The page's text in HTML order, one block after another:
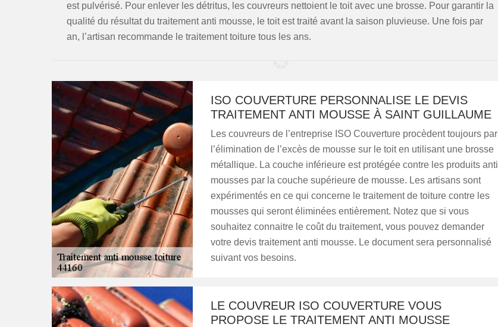
est pulvérisé. Pour enlever les détritus, les couvreurs nettoient le toit avec une brosse. Pour garantir la
qualité du résultat du traitement anti mousse, le toit est traité avant la saison pluvieuse. Une fois par
an, l’artisan recommande le traitement toiture tous les ans.
ISO COUVERTURE PERSONNALISE LE DEVIS
TRAITEMENT ANTI MOUSSE À SAINT GUILLAUME
Les couvreurs de l’entreprise ISO Couverture procèdent toujours par
l’élimination de l’excès de mousse sur le toit en utilisant une brosse
métallique. La couche inférieure est protégée contre les produits anti
mousses par la couche supérieure de mousse. Les artisans sont
expérimentés en ce qui concerne le traitement de toiture contre les
mousses qui seront éliminées entièrement. Notez que si vous
souhaitez connaitre le coût du traitement, vous pouvez demander
votre devis traitement anti mousse. Le document sera personnalisé
suivant vos besoins.
LE COUVREUR ISO COUVERTURE VOUS
PROPOSE LE TRAITEMENT ANTI MOUSSE